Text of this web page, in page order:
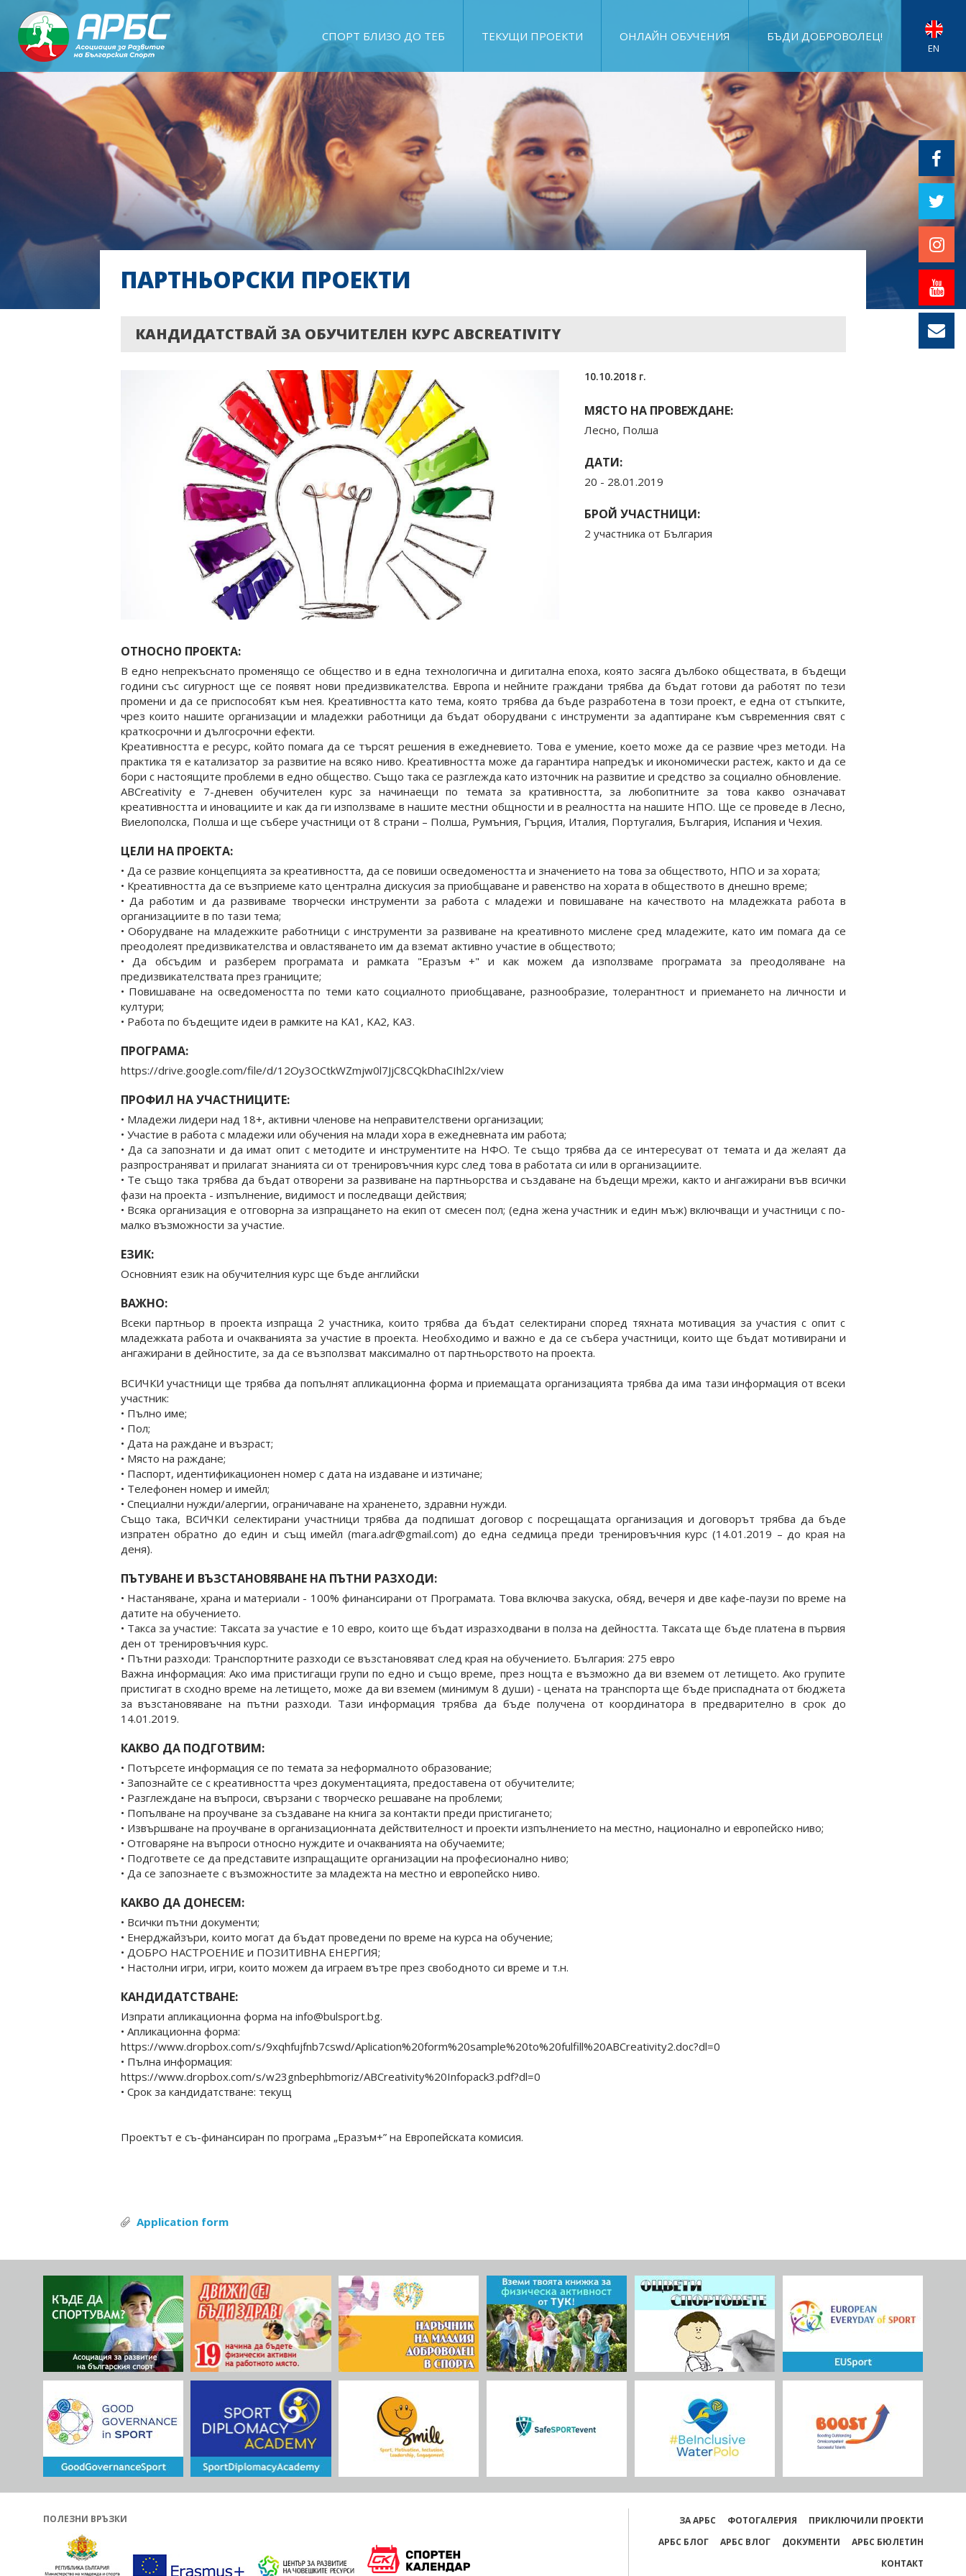
СПОРТ БЛИЗО ДО ТЕБ ТЕКУЩИ ПРОЕКТИ ОНЛАЙН ОБУЧЕНИЯ БЪДИ ДОБРОВОЛЕЦ!
EN
ПАРТНЬОРСКИ ПРОЕКТИ
КАНДИДАТСТВАЙ ЗА ОБУЧИТЕЛЕН КУРС ABCREATIVITY
10.10.2018 г.
МЯСТО НА ПРОВЕЖДАНЕ:
Лесно, Полша
ДАТИ:
20 - 28.01.2019
БРОЙ УЧАСТНИЦИ:
2 участника от България
ОТНОСНО ПРОЕКТА:
В едно непрекъснато променящо се общество и в една технологична и дигитална епоха, която засяга дълбоко обществата, в бъдещи
години със сигурност ще се появят нови предизвикателства. Европа и нейните граждани трябва да бъдат готови да работят по тези
промени и да се приспособят към нея. Креативността като тема, която трябва да бъде разработена в този проект, е една от стъпките,
чрез които нашите организации и младежки работници да бъдат оборудвани с инструменти за адаптиране към съвременния свят с
краткосрочни и дългосрочни ефекти.
Креативността е ресурс, който помага да се търсят решения в ежедневието. Това е умение, което може да се развие чрез методи. На
практика тя е катализатор за развитие на всяко ниво. Креативността може да гарантира напредък и икономически растеж, както и да се
бори с настоящите проблеми в едно общество. Също така се разглежда като източник на развитие и средство за социално обновление.
ABCreativity е 7-дневен обучителен курс за начинаещи по темата за кративността, за любопитните за това какво означават
креативността и иновациите и как да ги използваме в нашите местни общности и в реалността на нашите НПО. Ще се проведе в Лесно,
Виелополска, Полша и ще събере участници от 8 страни – Полша, Румъния, Гърция, Италия, Португалия, България, Испания и Чехия.
ЦЕЛИ НА ПРОЕКТА:
• Да се развие концепцията за креативността, да се повиши осведомеността и значението на това за обществото, НПО и за хората;
• Креативността да се възприеме като централна дискусия за приобщаване и равенство на хората в обществото в днешно време;
• Да работим и да развиваме творчески инструменти за работа с младежи и повишаване на качеството на младежката работа в
организациите в по тази тема;
• Оборудване на младежките работници с инструменти за развиване на креативното мислене сред младежите, като им помага да се
преодолеят предизвикателства и овластяването им да вземат активно участие в обществото;
• Да обсъдим и разберем програмата и рамката "Еразъм +" и как можем да използваме програмата за преодоляване на
предизвикателствата през границите;
• Повишаване на осведомеността по теми като социалното приобщаване, разнообразие, толерантност и приемането на личности и
култури;
• Работа по бъдещите идеи в рамките на KA1, KA2, KA3.
ПРОГРАМА:
https://drive.google.com/file/d/12Oy3OCtkWZmjw0l7JjC8CQkDhaCIhl2x/view
ПРОФИЛ НА УЧАСТНИЦИТЕ:
• Младежи лидери над 18+, активни членове на неправителствени организации;
• Участие в работа с младежи или обучения на млади хора в ежедневната им работа;
• Да са запознати и да имат опит с методите и инструментите на НФО. Те също трябва да се интересуват от темата и да желаят да
разпространяват и прилагат знанията си от тренировъчния курс след това в работата си или в организациите.
• Те също така трябва да бъдат отворени за развиване на партньорства и създаване на бъдещи мрежи, както и ангажирани във всички
фази на проекта - изпълнение, видимост и последващи действия;
• Всяка организация е отговорна за изпращането на екип от смесен пол; (една жена участник и един мъж) включващи и участници с по-
малко възможности за участие.
ЕЗИК:
Основният език на обучителния курс ще бъде английски
ВАЖНО:
Всеки партньор в проекта изпраща 2 участника, които трябва да бъдат селектирани според тяхната мотивация за участия с опит с
младежката работа и очакванията за участие в проекта. Необходимо и важно е да се събера участници, които ще бъдат мотивирани и
ангажирани в дейностите, за да се възползват максимално от партньорството на проекта.
ВСИЧКИ участници ще трябва да попълнят апликационна форма и приемащата организацията трябва да има тази информация от всеки
участник:
• Пълно име;
• Пол;
• Дата на раждане и възраст;
• Място на раждане;
• Паспорт, идентификационен номер с дата на издаване и изтичане;
• Телефонен номер и имейл;
• Специални нужди/алергии, ограничаване на храненето, здравни нужди.
Също така, ВСИЧКИ селектирани участници трябва да подпишат договор с посрещащата организация и договорът трябва да бъде
изпратен обратно до един и същ имейл (mara.adr@gmail.com) до една седмица преди тренировъчния курс (14.01.2019 – до края на
деня).
ПЪТУВАНЕ И ВЪЗСТАНОВЯВАНЕ НА ПЪТНИ РАЗХОДИ:
• Настаняване, храна и материали - 100% финансирани от Програмата. Това включва закуска, обяд, вечеря и две кафе-паузи по време на
датите на обучението.
• Такса за участие: Таксата за участие е 10 евро, които ще бъдат изразходвани в полза на дейността. Таксата ще бъде платена в първия
ден от тренировъчния курс.
• Пътни разходи: Транспортните разходи се възстановяват след края на обучението. България: 275 евро
Важна информация: Ако има пристигащи групи по едно и също време, през нощта е възможно да ви вземем от летището. Ако групите
пристигат в сходно време на летището, може да ви вземем (минимум 8 души) - цената на транспорта ще бъде приспадната от бюджета
за възстановяване на пътни разходи. Тази информация трябва да бъде получена от координатора в предварително в срок до
14.01.2019.
КАКВО ДА ПОДГОТВИМ:
• Потърсете информация се по темата за неформалното образование;
• Запознайте се с креативността чрез документацията, предоставена от обучителите;
• Разглеждане на въпроси, свързани с творческо решаване на проблеми;
• Попълване на проучване за създаване на книга за контакти преди пристигането;
• Извършване на проучване в организационната действителност и проекти изпълнението на местно, национално и европейско ниво;
• Отговаряне на въпроси относно нуждите и очакванията на обучаемите;
• Подгответе се да представите изпращащите организации на професионално ниво;
• Да се запознаете с възможностите за младежта на местно и европейско ниво.
КАКВО ДА ДОНЕСЕМ:
• Всички пътни документи;
• Енерджайзъри, които могат да бъдат проведени по време на курса на обучение;
• ДОБРО НАСТРОЕНИЕ и ПОЗИТИВНА ЕНЕРГИЯ;
• Настолни игри, игри, които можем да играем вътре през свободното си време и т.н.
КАНДИДАТСТВАНЕ:
Изпрати апликационна форма на info@bulsport.bg.
• Апликационна форма:
https://www.dropbox.com/s/9xqhfujfnb7cswd/Aplication%20form%20sample%20to%20fulfill%20ABCreativity2.doc?dl=0
• Пълна информация:
https://www.dropbox.com/s/w23gnbephbmoriz/ABCreativity%20Infopack3.pdf?dl=0
• Срок за кандидатстване: текущ
Проектът е съ-финансиран по програма „Еразъм+” на Европейската комисия.
Application form
ПОЛЕЗНИ ВРЪЗКИ ЗА АРБС ФОТОГАЛЕРИЯ
ПРИКЛЮЧИЛИ ПРОЕКТИ
АРБС БЛОГ
АРБС ВЛОГ ДОКУМЕНТИ
АРБС БЮЛЕТИН
КОНТАКТ